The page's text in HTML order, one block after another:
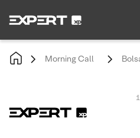
Morning Call